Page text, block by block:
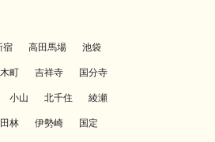
宿 高田馬場 池袋
町 吉祥寺 国分寺
小山 北千住 綾瀬
林 伊勢崎 国定